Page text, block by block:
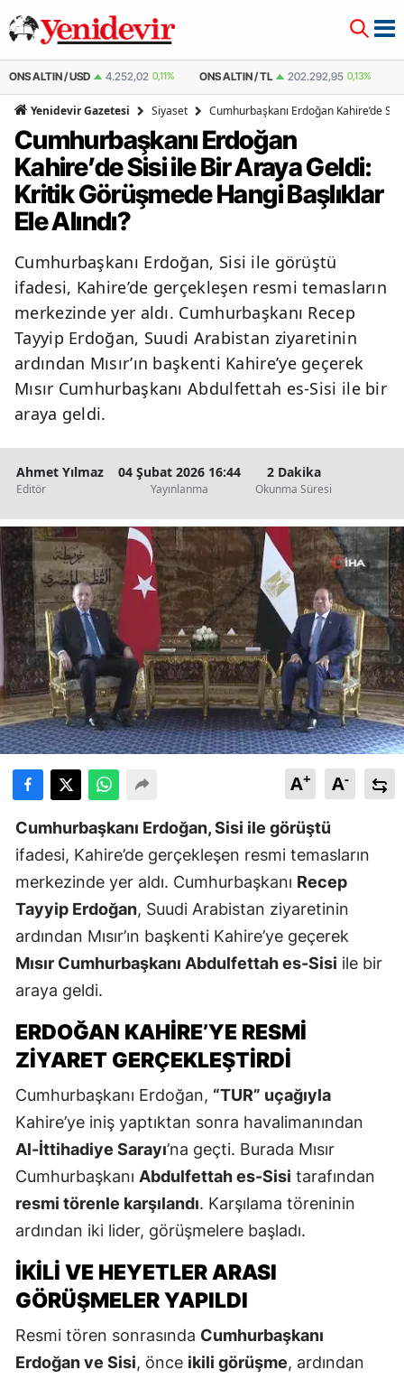
ONS ALTIN / USD 4.252,02 0,11% ONS ALTIN / TL 202.292,95 0,13%
Yenidevir Gazetesi Siyaset Cumhurbaşkanı Erdoğan Kahire’de
Cumhurbaşkanı Erdoğan
Kahire’de Sisi ile Bir Araya Geldi:
Kritik Görüşmede Hangi Başlıklar
Ele Alındı?
Cumhurbaşkanı Erdoğan, Sisi ile görüştü
ifadesi, Kahire’de gerçekleşen resmi temasların
merkezinde yer aldı. Cumhurbaşkanı Recep
Tayyip Erdoğan, Suudi Arabistan ziyaretinin
ardından Mısır’ın başkenti Kahire’ye geçerek
Mısır Cumhurbaşkanı Abdulfettah es-Sisi ile bir
araya geldi.
Ahmet Yılmaz
Editör
04 Şubat 2026 16:44
Yayınlanma
2 Dakika
Okunma Süresi
A+ A-
Cumhurbaşkanı Erdoğan, Sisi ile görüştü
ifadesi, Kahire’de gerçekleşen resmi temasların
merkezinde yer aldı. Cumhurbaşkanı Recep
Tayyip Erdoğan, Suudi Arabistan ziyaretinin
ardından Mısır’ın başkenti Kahire’ye geçerek
Mısır Cumhurbaşkanı Abdulfettah es-Sisi ile bir
araya geldi.
ERDOĞAN KAHIRE’YE RESMI
ZIYARET GERÇEKLEŞTIRDI
Cumhurbaşkanı Erdoğan, “TUR” uçağıyla
Kahire’ye iniş yaptıktan sonra havalimanından
Al-İttihadiye Sarayı’na geçti. Burada Mısır
Cumhurbaşkanı Abdulfettah es-Sisi tarafından
resmi törenle karşılandı. Karşılama töreninin
ardından iki lider, görüşmelere başladı.
İKILI VE HEYETLER ARASI
GÖRÜŞMELER YAPILDI
Resmi tören sonrasında Cumhurbaşkanı
Erdoğan ve Sisi, önce ikili görüşme, ardından